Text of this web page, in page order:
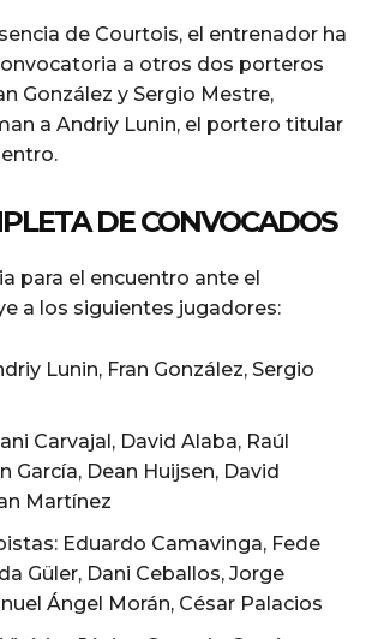
de Courtois, el entrenador ha
a otros dos porteros
González y Sergio Mestre,
a Andriy Lunin, el portero titular
DE CONVOCADOS
para el encuentro ante el
a los siguientes jugadores:
Lunin, Fran González, Sergio
Carvajal, David Alaba, Raúl
García, Dean Huijsen, David
Martínez
Eduardo Camavinga, Fede
Güler, Dani Ceballos, Jorge
Ángel Morán, César Palacios